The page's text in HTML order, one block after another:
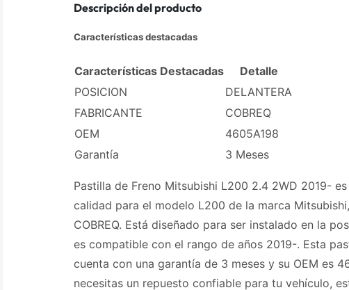
Descripción del producto
Características destacadas
Características Destacadas
Detalle
POSICION
DELANTERA
FABRICANTE
COBREQ
OEM
4605A198
Garantía
3 Meses
Pastilla de Freno Mitsubishi L200 2.4 2WD 2019-
calidad para el modelo L200 de la marca
COBREQ. Está diseñado para ser instalado en la
es compatible con el rango de años 2019-. Esta
cuenta con una garantía de 3 meses y su OEM es
necesitas un repuesto confiable para tu vehículo,